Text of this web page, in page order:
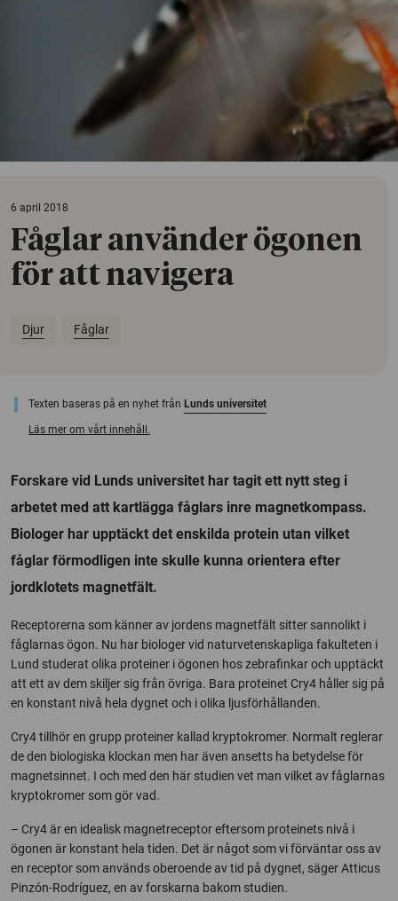
6 april 2018
Fåglar använder ögonen
för att navigera
Djur Fåglar
Texten baseras på en nyhet från Lunds universitet
Läs mer om vårt innehåll.
Forskare vid Lunds universitet har tagit ett nytt steg i
arbetet med att kartlägga fåglars inre magnetkompass.
Biologer har upptäckt det enskilda protein utan vilket
fåglar förmodligen inte skulle kunna orientera efter
jordklotets magnetfält.
Receptorerna som känner av jordens magnetfält sitter sannolikt i
fåglarnas ögon. Nu har biologer vid naturvetenskapliga fakulteten i
Lund studerat olika proteiner i ögonen hos zebrafinkar och upptäckt
att ett av dem skiljer sig från övriga. Bara proteinet Cry4 håller sig på
en konstant nivå hela dygnet och i olika ljusförhållanden.
Cry4 tillhör en grupp proteiner kallad kryptokromer. Normalt reglerar
de den biologiska klockan men har även ansetts ha betydelse för
magnetsinnet. I och med den här studien vet man vilket av fåglarnas
kryptokromer som gör vad.
– Cry4 är en idealisk magnetreceptor eftersom proteinets nivå i
ögonen är konstant hela tiden. Det är något som vi förväntar oss av
en receptor som används oberoende av tid på dygnet, säger Atticus
Pinzón-Rodríguez, en av forskarna bakom studien.